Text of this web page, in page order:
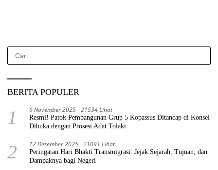
Cari
untuk:
BERITA POPULER
1 6 November 2025 21534 Lihat
Resmi! Patok Pembangunan Grup 5 Kopassus Ditancap di Konsel
Dibuka dengan Prosesi Adat Tolaki
2 12 Desember 2025 21091 Lihat
Peringatan Hari Bhakti Transmigrasi: Jejak Sejarah, Tujuan, dan
Dampaknya bagi Negeri